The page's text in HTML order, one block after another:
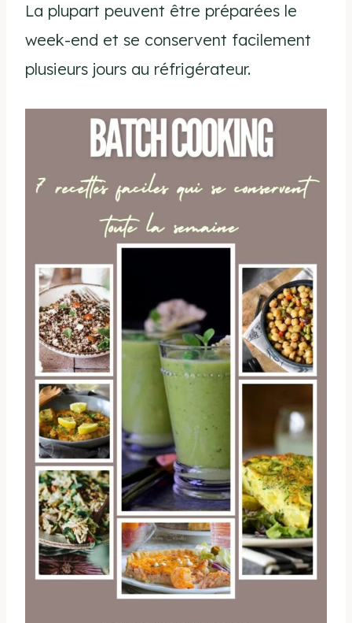
La plupart peuvent être préparées le
week-end et se conservent facilement
plusieurs jours au réfrigérateur.